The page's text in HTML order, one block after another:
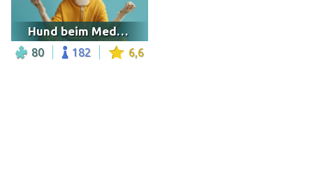
Hund beim Meditieren
80 182 6,6